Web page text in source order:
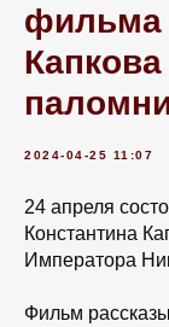
фильма
2024-04-25 11:07
24 апреля
Константина
Императора
Фильм